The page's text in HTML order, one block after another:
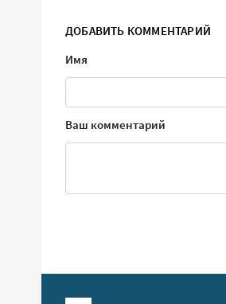
ДОБАВИТЬ КОММЕНТАРИЙ
Имя
Ваш комментарий